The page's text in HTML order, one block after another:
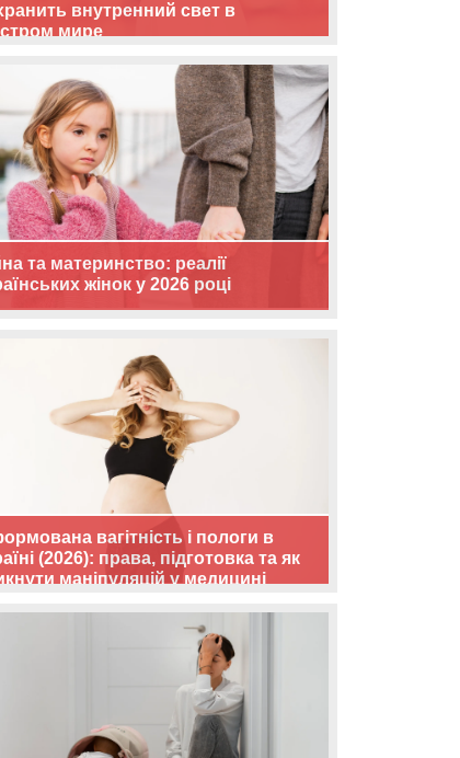
внутренний свет в
мире
та материнство: реалії
жінок у 2026 році
вагітність і пологи в
(2026): права, підготовка та як
маніпуляцій у медицині